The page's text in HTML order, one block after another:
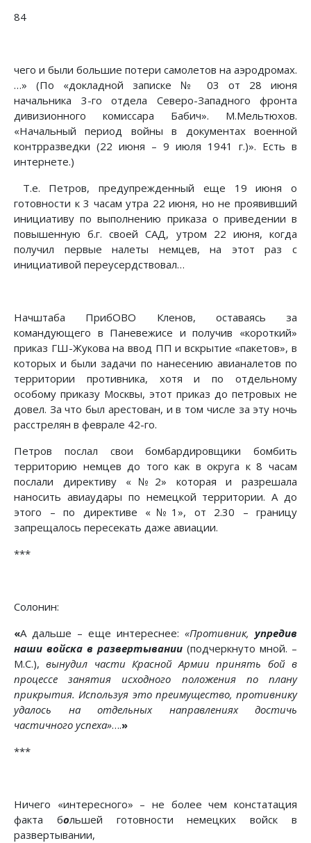
84
чего и были большие потери самолетов на аэродромах.
…» (По «докладной записке № 03 от 28 июня
начальника 3-го отдела Северо-Западного фронта
дивизионного комиссара Бабич». М.Мельтюхов.
«Начальный период войны в документах военной
контрразведки (22 июня – 9 июля 1941 г.)». Есть в
интернете.)
Т.е. Петров, предупрежденный еще 19 июня о
готовности к 3 часам утра 22 июня, но не проявивший
инициативу по выполнению приказа о приведении в
повышенную б.г. своей САД, утром 22 июня, когда
получил первые налеты немцев, на этот раз с
инициативой переусердствовал…
Начштаба ПрибОВО Кленов, оставаясь за
командующего в Паневежисе и получив «короткий»
приказ ГШ-Жукова на ввод ПП и вскрытие «пакетов», в
которых и были задачи по нанесению авианалетов по
территории противника, хотя и по отдельному
особому приказу Москвы, этот приказ до петровых не
довел. За что был арестован, и в том числе за эту ночь
расстрелян в феврале 42-го.
Петров послал свои бомбардировщики бомбить
территорию немцев до того как в округа к 8 часам
послали директиву «№2» которая и разрешала
наносить авиаудары по немецкой территории. А до
этого – по директиве «№1», от 2.30 – границу
запрещалось пересекать даже авиации.
***
Солонин:
«А дальше – еще интереснее: «Противник,упредив
наши войска в развертывании (подчеркнуто мной. –
М.С.),вынудил части Красной Армии принять бой в
процессе занятия исходного положения по плану
прикрытия. Используя это преимущество, противнику
удалось на отдельных направлениях достичь
частичного успеха»….»
***
Ничего «интересного» – не более чем констатация
факта большей готовности немецких войск в
развертывании,